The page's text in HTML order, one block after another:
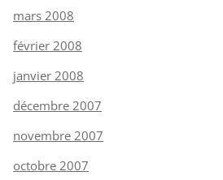
mars 2008
février 2008
janvier 2008
décembre 2007
novembre 2007
octobre 2007